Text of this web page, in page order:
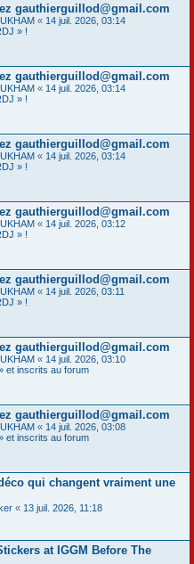
gauthierguillod@gmail.com
« 14 juil. 2026, 03:14
» !
gauthierguillod@gmail.com
« 14 juil. 2026, 03:14
» !
gauthierguillod@gmail.com
« 14 juil. 2026, 03:14
» !
gauthierguillod@gmail.com
« 14 juil. 2026, 03:12
» !
gauthierguillod@gmail.com
« 14 juil. 2026, 03:11
» !
gauthierguillod@gmail.com
« 14 juil. 2026, 03:10
et inscrits au forum
gauthierguillod@gmail.com
« 14 juil. 2026, 03:08
et inscrits au forum
qui changent vraiment une
« 13 juil. 2026, 11:18
at IGGM Before The